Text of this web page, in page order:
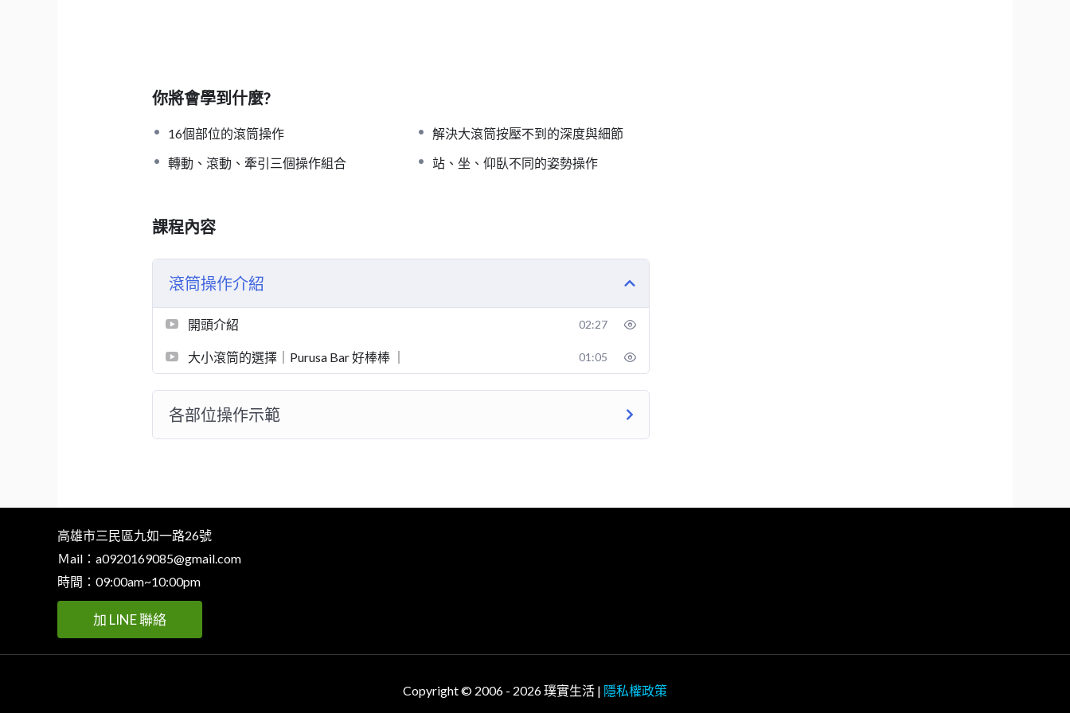
你將會學到什麼?
16個部位的滾筒操作
解決大滾筒按壓不到的深度與細節
轉動、滾動、牽引三個操作組合
站、坐、仰臥不同的姿勢操作
課程內容
滾筒操作介紹
開頭介紹 02:27
大小滾筒的選擇｜Purusa Bar 好棒棒 ｜ 01:05
各部位操作示範
高雄市三民區九如一路26號
Ｍail： a0920169085@gmail.com
時間：09:00am~10:00pm
加 LINE 聯絡
Copyright © 2006 - 2026 璞實生活 | 隱私權政策